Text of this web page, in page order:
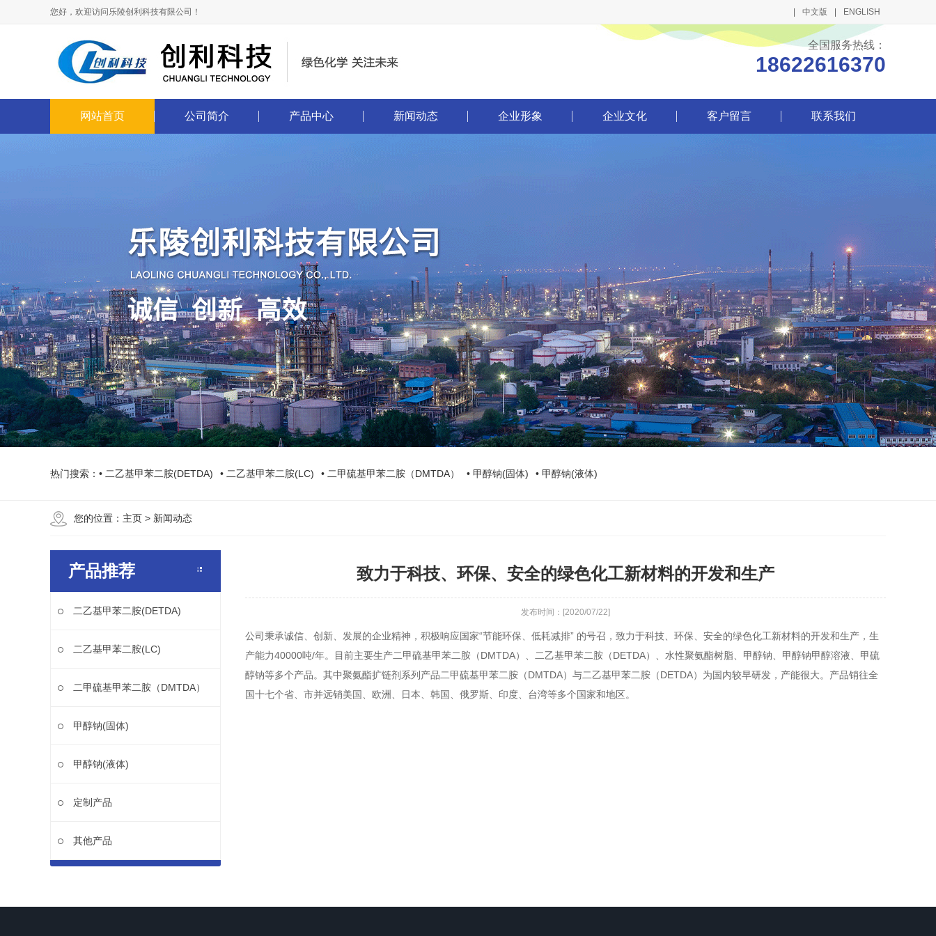
中文版 ENGLISH
您好，欢迎访问乐陵创利科技有限公司！
全国服务热线：
18622616370
网站首页 公司简介 产品中心 新闻动态 企业形象 企业文化 客户留言 联系我们
热门搜索： • 二乙基甲苯二胺(DETDA) • 二乙基甲苯二胺(LC) • 二甲硫基甲苯二胺（DMTDA） • 甲醇钠(固体) • 甲醇钠(液体)
您的位置： 主页 > 新闻动态
产品推荐
二乙基甲苯二胺(DETDA)
二乙基甲苯二胺(LC)
二甲硫基甲苯二胺（DMTDA）
甲醇钠(固体)
甲醇钠(液体)
定制产品
其他产品
致力于科技、环保、安全的绿色化工新材料的开发和生产
发布时间：[2020/07/22]
公司秉承诚信、创新、发展的企业精神，积极响应国家“节能环保、低耗减排” 的号召，致力于科技、环保、安全的绿色化工新材料的开发和生产，生
产能力40000吨/年。目前主要生产二甲硫基甲苯二胺（DMTDA）、二乙基甲苯二胺（DETDA）、水性聚氨酯树脂、甲醇钠、甲醇钠甲醇溶液、甲硫
醇钠等多个产品。其中聚氨酯扩链剂系列产品二甲硫基甲苯二胺（DMTDA）与二乙基甲苯二胺（DETDA）为国内较早研发，产能很大。产品销往全
国十七个省、市并远销美国、欧洲、日本、韩国、俄罗斯、印度、台湾等多个国家和地区。